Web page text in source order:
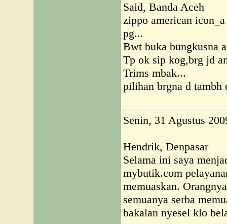
Said, Banda Aceh
zippo american
pg...
Bwt buka bungkusna
Tp ok sip kog,brg jd
Trims mbak...
pilihan brgna d tambh
Senin, 31 Agustus
Hendrik, Denpasar
Selama ini saya
mybutik.com
memuaskan.
semuanya serba
bakalan nyesel klo